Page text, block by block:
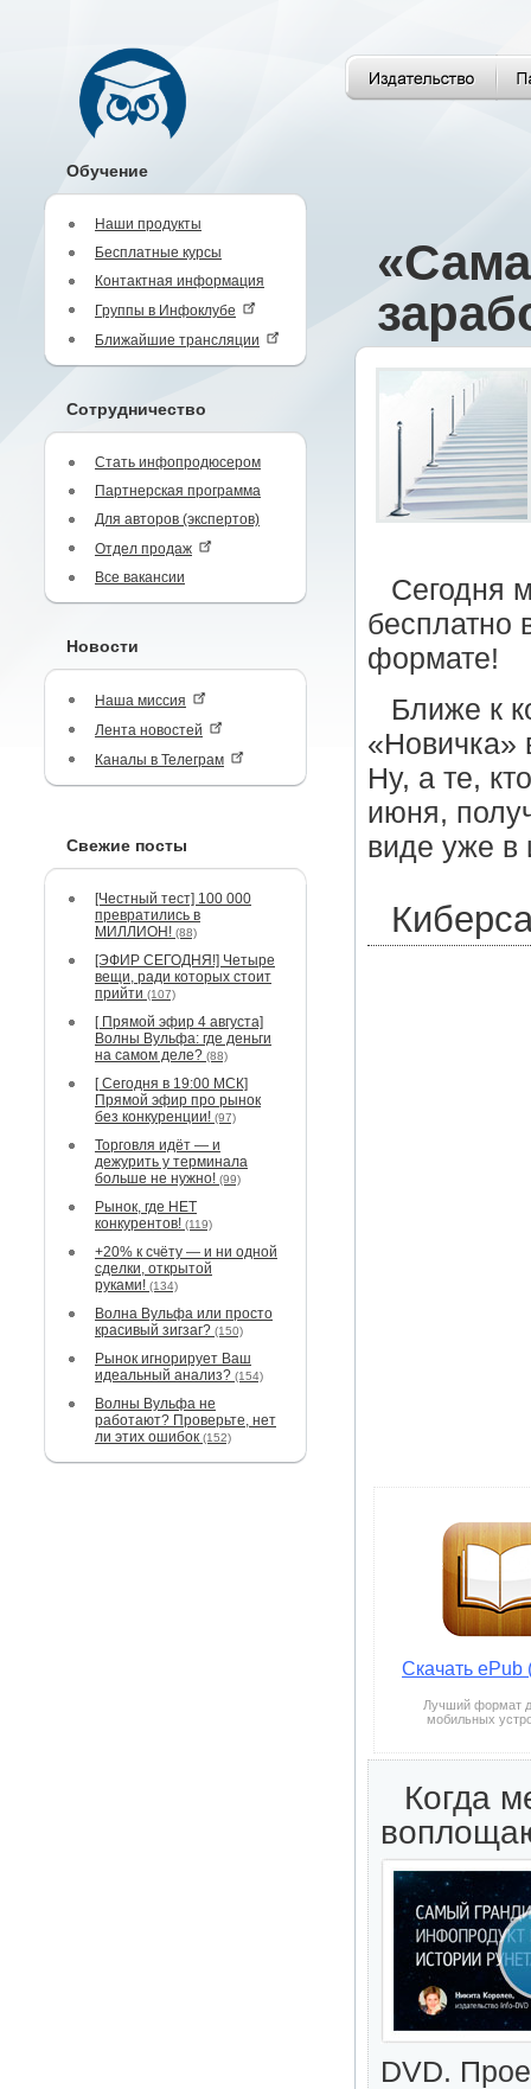
Обучение
Наши продукты
Бесплатные курсы
Контактная информация
Группы в Инфоклубе
Ближайшие трансляции
Сотрудничество
Стать инфопродюсером
Партнерская программа
Для авторов (экспертов)
Отдел продаж
Все вакансии
Новости
Наша миссия
Лента новостей
Каналы в Телеграм
Свежие посты
[Честный тест] 100 000
превратились в
МИЛЛИОН! (88)
[ЭФИР СЕГОДНЯ!] Четыре
вещи, ради которых стоит
прийти (107)
[ Прямой эфир 4 августа]
Волны Вульфа: где деньги
на самом деле? (88)
[ Сегодня в 19:00 МСК]
Прямой эфир про рынок
без конкуренции! (97)
Торговля идёт — и
дежурить у терминала
больше не нужно! (99)
Рынок, где НЕТ
конкурентов! (119)
+20% к счёту — и ни одной
сделки, открытой
руками! (134)
Волна Вульфа или просто
красивый зигзаг? (150)
Рынок игнорирует Ваш
идеальный анализ? (154)
Волны Вульфа не
работают? Проверьте, нет
ли этих ошибок (152)
Сегодня
формате!
Ближе к
«Новичка»
Ну, а те,
июня,
виде уже в
Скачать ePub
Лучший формат
мобильных
Когда
DVD.